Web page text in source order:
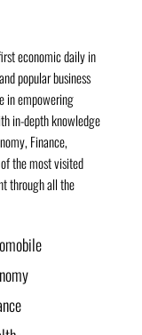
economic daily in
popular business
in empowering
in-depth knowledge
Finance,
the most visited
through all the